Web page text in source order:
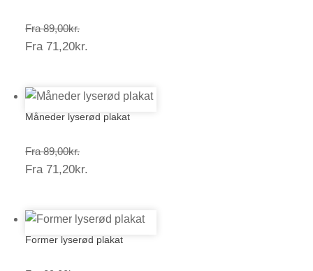
Fra 89,00kr.Prisinterval:
89,00kr.
Fra 71,20kr.
Måneder lyserød plakat
Fra 89,00kr.Prisinterval:
89,00kr.
Fra 71,20kr.
Former lyserød plakat